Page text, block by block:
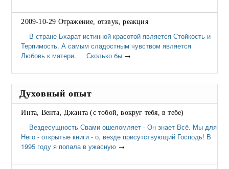
2009-10-29 Отражение, отзвук, реакция
В стране Бхарат истинной красотой является Стойкость и
Терпимость. А самым сладостным чувством является
Любовь к матери. Сколько бы →
Духовный опыт
Инта, Вента, Джанта (с тобой, вокруг тебя, в тебе)
Вездесущность Свами ошеломляет - Он знает Всё. Мы для
Него - открытые книги - о, везде присутствующий Господь! В
1995 году я попала в ужасную →